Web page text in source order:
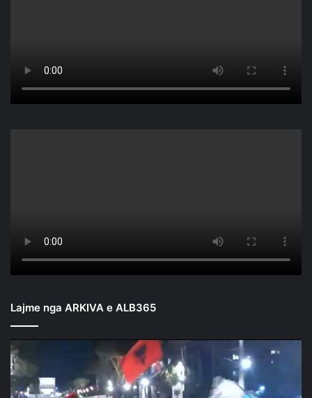
Lajme nga ARKIVA e ALB365
Mbyllen
fjalimet
para
Kryeministrisë/